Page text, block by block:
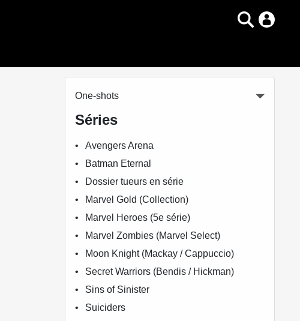
One-shots
Séries
Avengers Arena
Batman Eternal
Dossier tueurs en série
Marvel Gold (Collection)
Marvel Heroes (5e série)
Marvel Zombies (Marvel Select)
Moon Knight (Mackay / Cappuccio)
Secret Warriors (Bendis / Hickman)
Sins of Sinister
Suiciders